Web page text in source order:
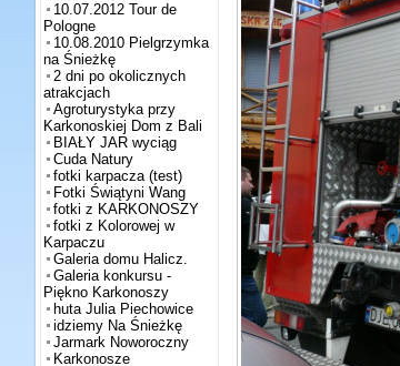
10.07.2012 Tour de
Pologne
10.08.2010 Pielgrzymka
na Śnieżkę
2 dni po okolicznych
atrakcjach
Agroturystyka przy
Karkonoskiej Dom z Bali
BIAŁY JAR wyciąg
Cuda Natury
fotki karpacza (test)
Fotki Świątyni Wang
fotki z KARKONOSZY
fotki z Kolorowej w
Karpaczu
Galeria domu Halicz.
Galeria konkursu -
Piękno Karkonoszy
huta Julia Piechowice
idziemy Na Śnieżkę
Jarmark Noworoczny
Karkonosze